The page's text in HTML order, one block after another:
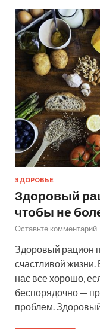
ЗДОРОВЬЕ
Здоровый
чтобы не
Оставьте комментарий
Здоровый рацион
счастливой
нас все хорошо,
беспорядочно —
проблем.